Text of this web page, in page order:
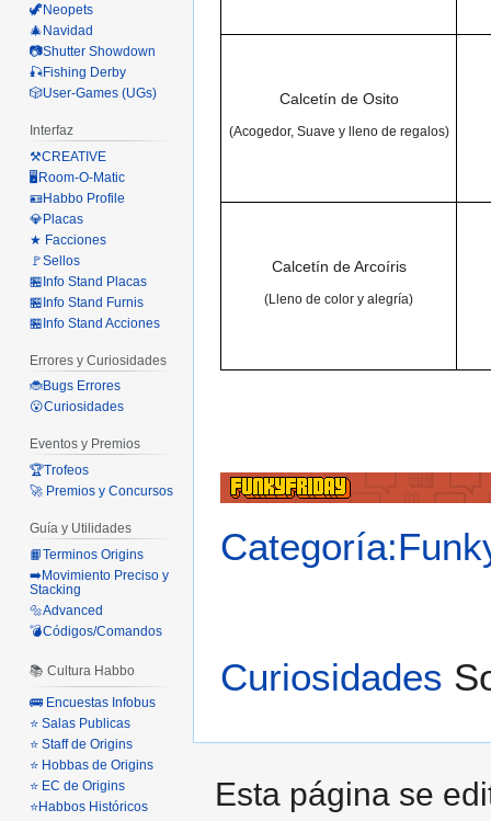
Calcetín de Osito
(Acogedor, Suave y lleno de regalos)
Calcetín de Arcoíris
(Lleno de color y alegría)
Curiosidades
🦖Neopets
🎄Navidad
📷Shutter Showdown
🎣Fishing Derby
🎲User-Games (UGs)
Interfaz
⚒️CREATIVE
🖥️Room-O-Matic
🪪Habbo Profile
💎Placas
★ Facciones
🚩Sellos
🏪Info Stand Placas
🏪Info Stand Furnis
🏪Info Stand Acciones
Errores y Curiosidades
🐞Bugs Errores
😮Curiosidades
Eventos y Premios
🏆Trofeos
🚀 Premios y Concursos
Guía y Utilidades
📙Terminos Origins
➡️Movimiento Preciso y
Stacking
🔩Advanced
💣Códigos/Comandos
📚 Cultura Habbo
🚌 Encuestas Infobus
⭐ Salas Publicas
⭐ Staff de Origins
⭐ Hobbas de Origins
⭐ EC de Origins
⭐Habbos Históricos
Esta página se